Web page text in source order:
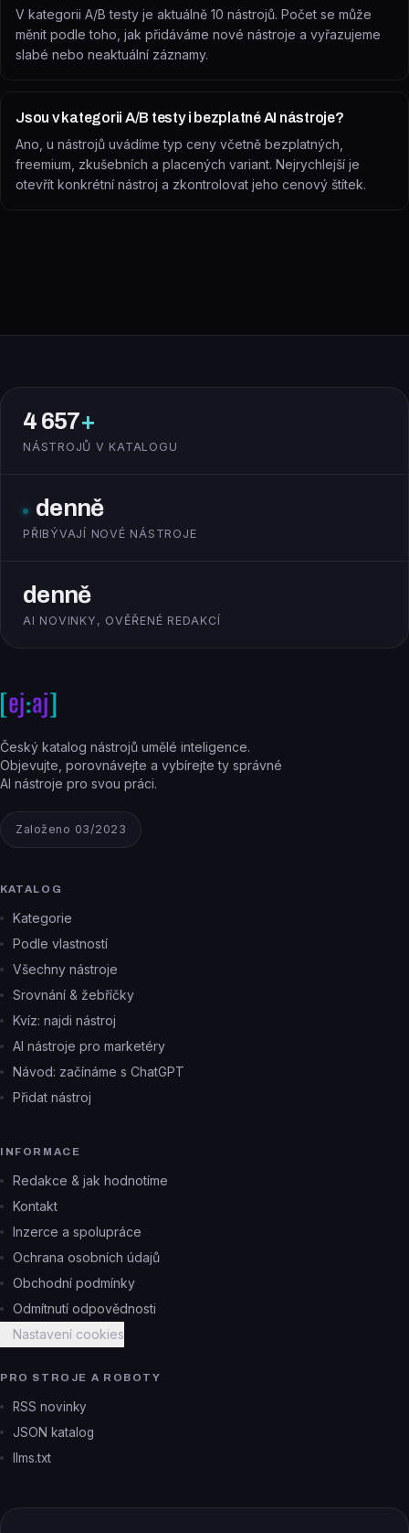
V kategorii A/B testy je aktuálně 10 nástrojů. Počet se může
měnit podle toho, jak přidáváme nové nástroje a vyřazujeme
slabé nebo neaktuální záznamy.
Jsou v kategorii A/B testy i bezplatné AI nástroje?
Ano, u nástrojů uvádíme typ ceny včetně bezplatných,
freemium, zkušebních a placených variant. Nejrychlejší je
otevřít konkrétní nástroj a zkontrolovat jeho cenový štítek.
4 657+
NÁSTROJŮ V KATALOGU
denně
PŘIBÝVAJÍ NOVÉ NÁSTROJE
denně
AI NOVINKY, OVĚŘENÉ REDAKCÍ
Český katalog nástrojů umělé inteligence.
Objevujte, porovnávejte a vybírejte ty správné
AI nástroje pro svou práci.
Založeno 03/2023
KATALOG
Kategorie
Podle vlastností
Všechny nástroje
Srovnání & žebříčky
Kvíz: najdi nástroj
AI nástroje pro marketéry
Návod: začínáme s ChatGPT
Přidat nástroj
INFORMACE
Redakce & jak hodnotíme
Kontakt
Inzerce a spolupráce
Ochrana osobních údajů
Obchodní podmínky
Odmítnutí odpovědnosti
Nastavení cookies
PRO STROJE A ROBOTY
RSS novinky
JSON katalog
llms.txt